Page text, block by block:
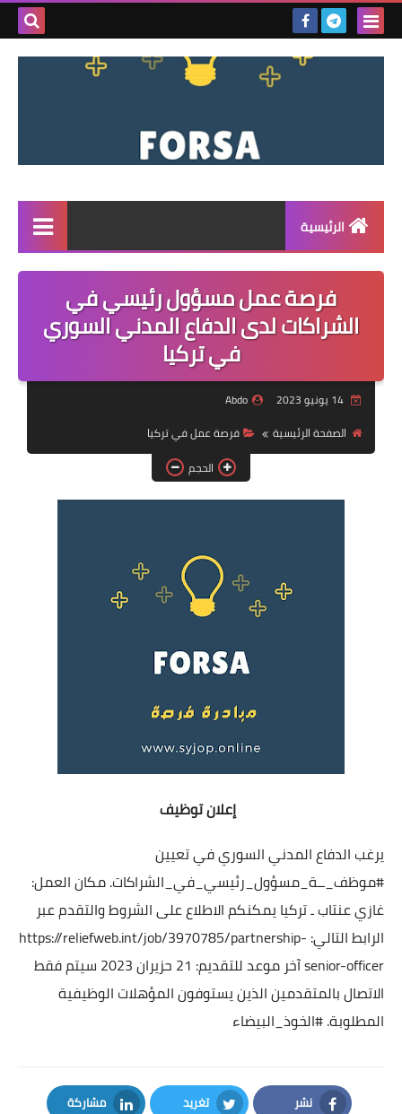
بحث
الرئيسية
القائمة
مناقصات
فرص عمل داخل سوريا
فرص عمل في تركيا
فرص عمل في اليمن
فرص عمل في السودان
فرصة عمل مسؤول رئيسي في
الشراكات لدى الدفاع المدني السوري
في تركيا
14 يونيو 2023
Abdo
الصفحة الرئيسية
فرصة عمل في تركيا
الحجم
إعلان توظيف
يرغب الدفاع المدني السوري في تعيين
#موظف_ــة_مسؤول_رئيسي_في_الشراكات.مكان العمل:
غازي عنتاب ـ تركيا يمكنكم الاطلاع على الشروط والتقدم عبر
الرابط التالي: https://reliefweb.int/job/3970785/partnership-
senior-officerآخر موعد للتقديم: 21 حزيران 2023
سيتم فقط
الاتصال بالمتقدمين الذين يستوفون المؤهلات الوظيفية
المطلوبة.#الخوذ_البيضاء
نشر تغريد مشاركة